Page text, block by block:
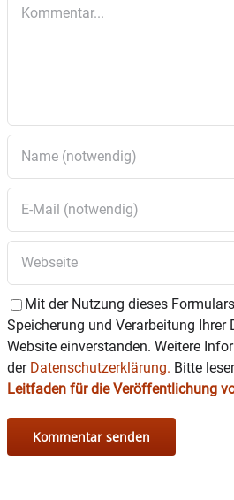
Überlegen die besten Züge
von der unterschiedlichen
(https://lichess.org) anmelden,
Wasserburg als Teammitglied
(https://lichess.org/team/sk-
sich dann für das Turnier
( https://lichess.org/
diese Schritte sind kostenlos.
Bedenkzeit von fünf Minuten
ganze Partie sowie drei
ausgeführtem Zug gespielt.
Mit der Nutzung dieses
Speicherung und Verarbeitung Ihrer
Website einverstanden. Weitere
der Datenschutzerklärung. Bitte
Leitfaden für die Veröffentlichung